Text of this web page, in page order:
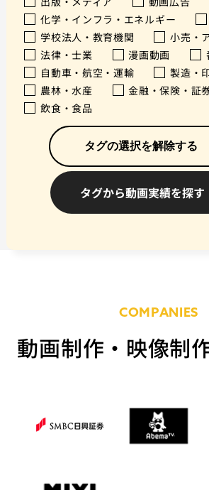
化学・インフラ・エネルギー
学校法人・教育機関
小売・
法律・士業
漫画動画
自動車・航空・運輸
製造・
農林・水産
金融・保険・証
飲食・食品
タグの選択を解除する
COMPANIES
動画制作・映像制